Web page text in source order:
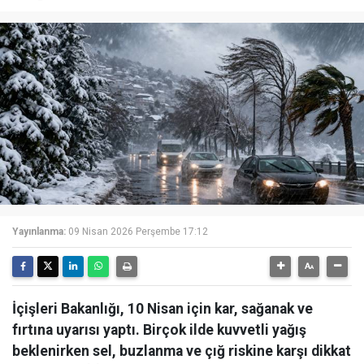
Yayınlanma: 09 Nisan 2026 Perşembe 17:12
İçişleri Bakanlığı, 10 Nisan için kar, sağanak ve
fırtına uyarısı yaptı. Birçok ilde kuvvetli yağış
beklenirken sel, buzlanma ve çığ riskine karşı dikkat